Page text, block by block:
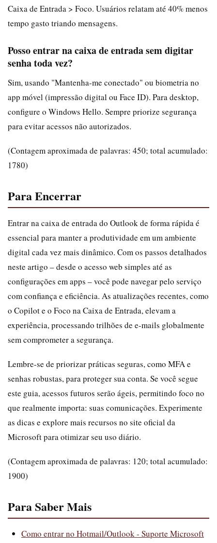
Caixa de Entrada > Foco. Usuários relatam até 40% menos
tempo gasto triando mensagens.
Posso entrar na caixa de entrada sem digitar
senha toda vez?
Sim, usando "Mantenha-me conectado" ou biometria no
app móvel (impressão digital ou Face ID). Para desktop,
configure o Windows Hello. Sempre priorize segurança
para evitar acessos não autorizados.
(Contagem aproximada de palavras: 450; total acumulado:
1780)
Para Encerrar
Entrar na caixa de entrada do Outlook de forma rápida é
essencial para manter a produtividade em um ambiente
digital cada vez mais dinâmico. Com os passos detalhados
neste artigo – desde o acesso web simples até as
configurações em apps – você pode navegar pelo serviço
com confiança e eficiência. As atualizações recentes, como
o Copilot e o Foco na Caixa de Entrada, elevam a
experiência, processando trilhões de e-mails globalmente
sem comprometer a segurança.
Lembre-se de priorizar práticas seguras, como MFA e
senhas robustas, para proteger sua conta. Se você segue
este guia, acessos futuros serão ágeis, permitindo foco no
que realmente importa: suas comunicações. Experimente
as dicas e explore mais recursos no site oficial da
Microsoft para otimizar seu uso diário.
(Contagem aproximada de palavras: 120; total acumulado:
1900)
Para Saber Mais
Como entrar no Hotmail/Outlook - Suporte Microsoft